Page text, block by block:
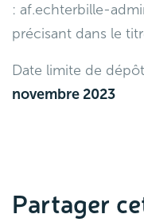
: af.echterbille-
précisant dans le
Date limite de
novembre 2023
Partager